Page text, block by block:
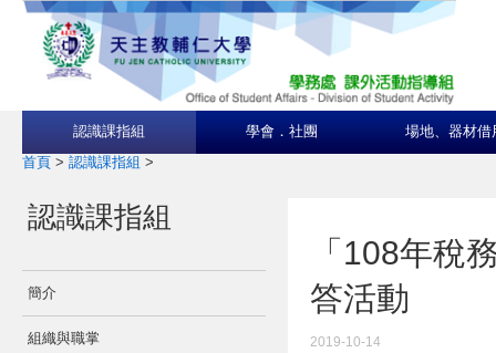
認識課指組 學會．社團 場地、器材借
首頁 > 認識課指組 >
認識課指組
簡介
組織與職掌
「108年稅
答活動
2019-10-14